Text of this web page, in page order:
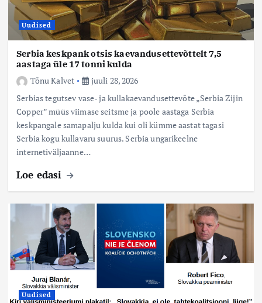
Uudised
Serbia keskpank otsis kaevandusettevõttelt 7,5
aastaga üle 17 tonni kulda
Tõnu Kalvet
juuli 28, 2026
Serbias tegutsev vase- ja kullakaevandusettevõte „Serbia Zijin
Copper” müüs viimase seitsme ja poole aastaga Serbia
keskpangale samapalju kulda kui oli kümme aastat tagasi
Serbia kogu kullavaru suurus. Serbia ungarikeelne
internetiväljaanne…
Loe edasi
Uudised